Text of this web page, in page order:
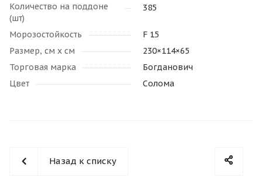
Количество на поддоне
(шт)
385
Морозостойкость
F 15
Размер, см х см
230×114×65
Торговая марка
Богданович
Цвет
Солома
Назад к списку